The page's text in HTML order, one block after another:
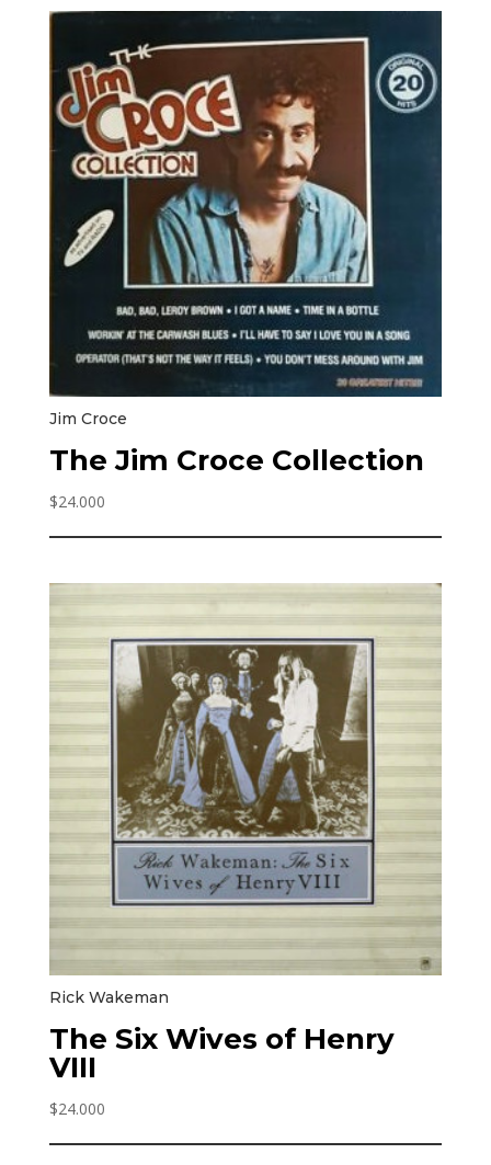
Jim Croce
The Jim Croce Collection
$24.000
Rick Wakeman
The Six Wives of Henry
VIII
$24.000